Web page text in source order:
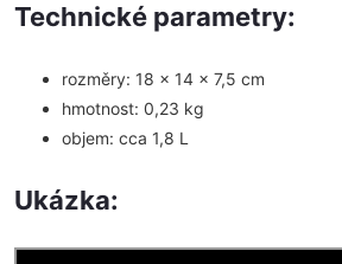
Technické parametry:
rozměry: 18 x 14 x 7,5 cm
hmotnost: 0,23 kg
objem: cca 1,8 L
Ukázka: